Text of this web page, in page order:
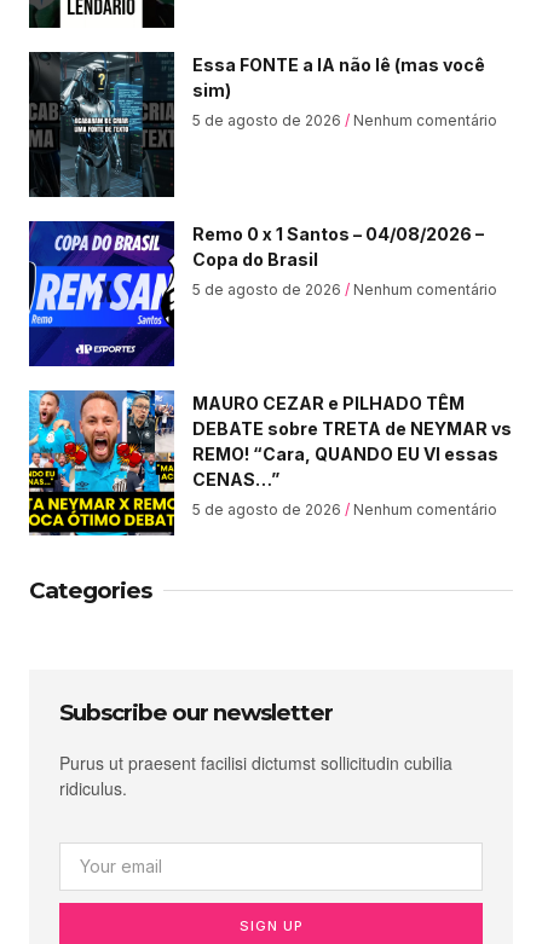
Essa FONTE a IA não lê (mas você
sim)
5 de agosto de 2026 Nenhum comentário
Remo 0 x 1 Santos – 04/08/2026 –
Copa do Brasil
5 de agosto de 2026 Nenhum comentário
MAURO CEZAR e PILHADO TÊM
DEBATE sobre TRETA de NEYMAR vs
REMO! “Cara, QUANDO EU VI essas
CENAS…”
5 de agosto de 2026 Nenhum comentário
Categories
Subscribe our newsletter
Purus ut praesent facilisi dictumst sollicitudin cubilia
ridiculus.
SIGN UP